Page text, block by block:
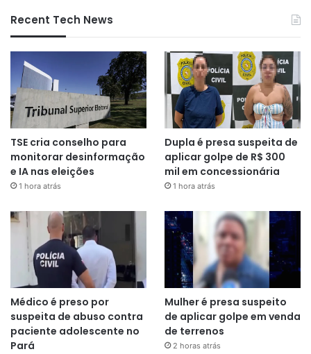
Recent Tech News
TSE cria conselho para
monitorar desinformação
e IA nas eleições
1 hora atrás
Dupla é presa suspeita de
aplicar golpe de R$ 300
mil em concessionária
1 hora atrás
Médico é preso por
suspeita de abuso contra
paciente adolescente no
Pará
Mulher é presa suspeito
de aplicar golpe em venda
de terrenos
2 horas atrás